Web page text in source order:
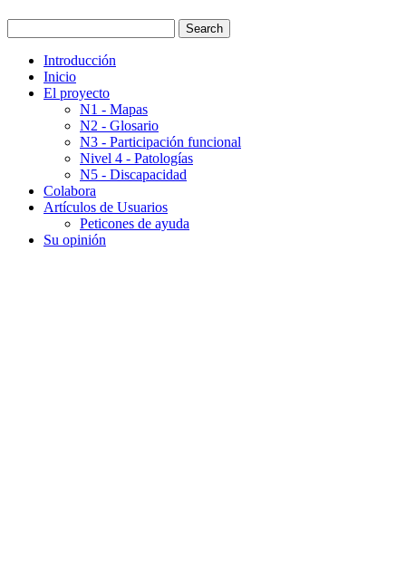
Introducción
Inicio
El proyecto
N1 - Mapas
N2 - Glosario
N3 - Participación funcional
Nivel 4 - Patologías
N5 - Discapacidad
Colabora
Artículos de Usuarios
Peticones de ayuda
Su opinión